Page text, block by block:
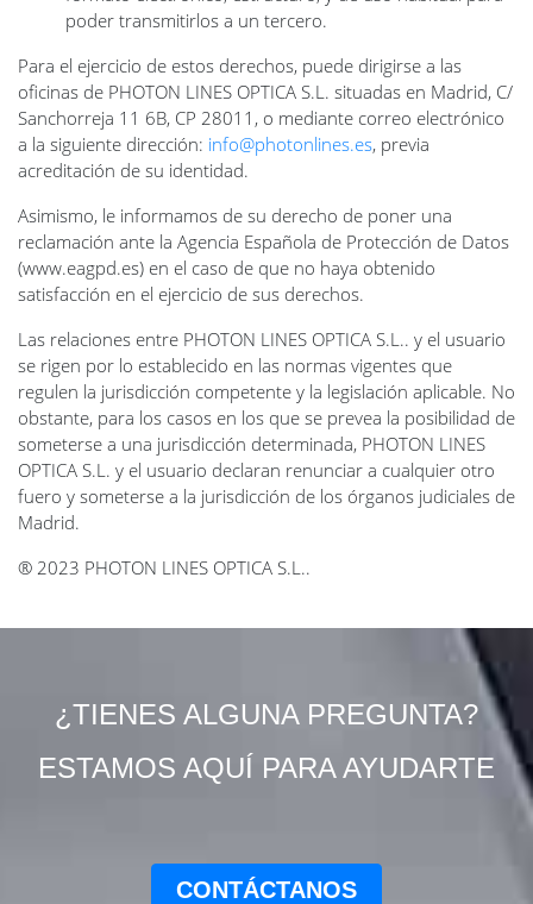
poder transmitirlos a un tercero.
Para el ejercicio de estos derechos, puede dirigirse a las
oficinas de PHOTON LINES OPTICA S.L. situadas en Madrid, C/
Sanchorreja 11 6B, CP 28011, o mediante correo electrónico
a la siguiente dirección: info@photonlines.es, previa
acreditación de su identidad.
Asimismo, le informamos de su derecho de poner una
reclamación ante la Agencia Española de Protección de Datos
(www.eagpd.es) en el caso de que no haya obtenido
satisfacción en el ejercicio de sus derechos.
Las relaciones entre PHOTON LINES OPTICA S.L.. y el usuario
se rigen por lo establecido en las normas vigentes que
regulen la jurisdicción competente y la legislación aplicable. No
obstante, para los casos en los que se prevea la posibilidad de
someterse a una jurisdicción determinada, PHOTON LINES
OPTICA S.L. y el usuario declaran renunciar a cualquier otro
fuero y someterse a la jurisdicción de los órganos judiciales de
Madrid.
® 2023 PHOTON LINES OPTICA S.L..
¿TIENES ALGUNA PREGUNTA?
ESTAMOS AQUÍ PARA AYUDARTE
CONTÁCTANOS